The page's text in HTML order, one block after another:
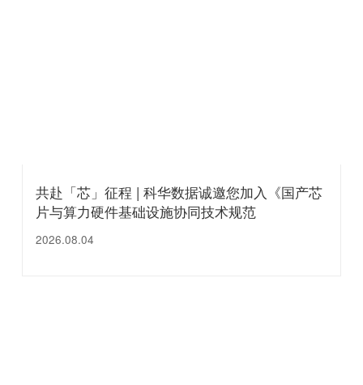
共赴「芯」征程 | 科华数据诚邀您加入《国产芯
片与算力硬件基础设施协同技术规范
（CCHS）》标准编制组
2026.08.04